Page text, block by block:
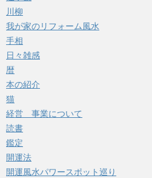
川柳
我が家のリフォーム風水
手相
日々雑感
暦
本の紹介
猫
経営 事業について
読書
鑑定
開運法
開運風水パワースポット巡り